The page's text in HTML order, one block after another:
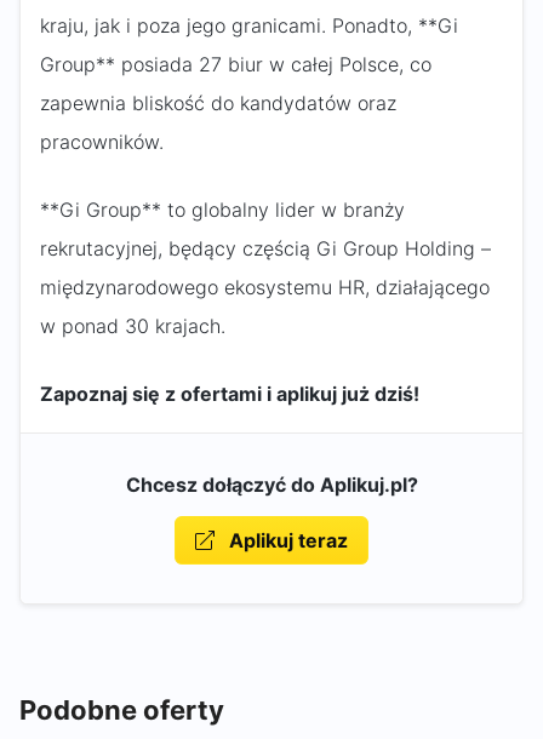
kraju, jak i poza jego granicami. Ponadto, **Gi
Group** posiada 27 biur w całej Polsce, co
zapewnia bliskość do kandydatów oraz
pracowników.
**Gi Group** to globalny lider w branży
rekrutacyjnej, będący częścią Gi Group Holding –
międzynarodowego ekosystemu HR, działającego
w ponad 30 krajach.
Zapoznaj się z ofertami i aplikuj już dziś!
Chcesz dołączyć do Aplikuj.pl?
Aplikuj teraz
Podobne oferty